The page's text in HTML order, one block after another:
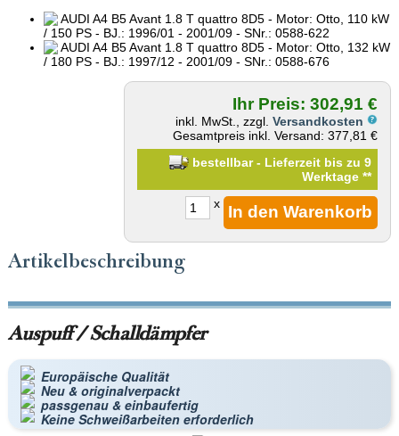
AUDI A4 B5 Avant 1.8 T quattro 8D5 - Motor: Otto, 110 kW
/ 150 PS - BJ.: 1996/01 - 2001/09 - SNr.: 0588-622
AUDI A4 B5 Avant 1.8 T quattro 8D5 - Motor: Otto, 132 kW
/ 180 PS - BJ.: 1997/12 - 2001/09 - SNr.: 0588-676
Ihr Preis: 302,91 €
inkl. MwSt., zzgl.Versandkosten
Gesamtpreis inkl. Versand: 377,81 €
bestellbar - Lieferzeit bis zu 9
Werktage**
x
Artikelbeschreibung
Auspuff / Schalldämpfer
Europäische Qualität
Neu & originalverpackt
passgenau & einbaufertig
Keine Schweißarbeiten erforderlich